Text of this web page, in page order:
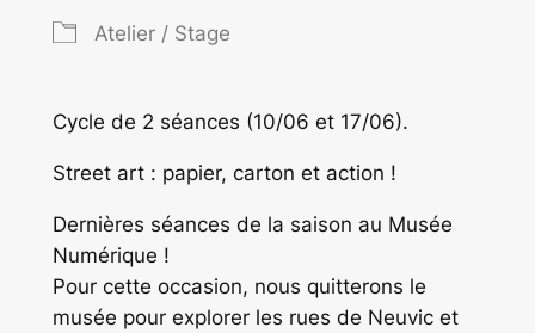
Atelier / Stage
Cycle de 2 séances (10/06 et 17/06).
Street art : papier, carton et action !
Dernières séances de la saison au Musée
Numérique !
Pour cette occasion, nous quitterons le
musée pour explorer les rues de Neuvic et